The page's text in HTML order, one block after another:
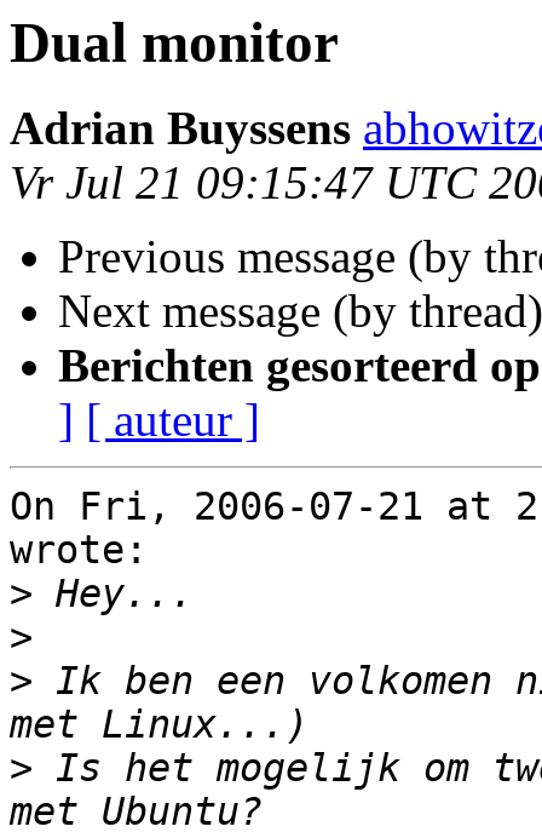
Dual monitor
Adrian Buyssens
Vr Jul 21 09:15:47 UTC
Previous message (by
Next message (by
Berichten gesorteerd
] [ auteur ]
On Fri, 2006-07-21 at
wrote:
>
>
> Ik ben een volkomen
> Is het mogelijk om